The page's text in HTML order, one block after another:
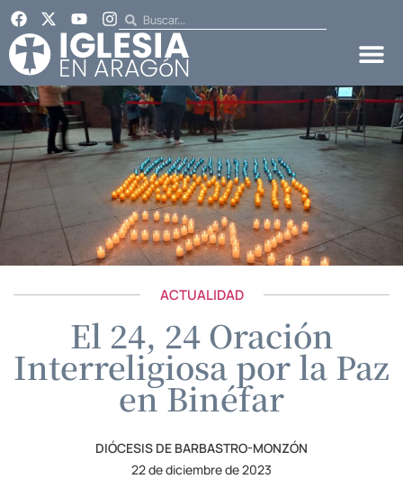
ACTUALIDAD
El 24, 24 Oración
Interreligiosa por la Paz
en Binéfar
DIÓCESIS DE BARBASTRO-MONZÓN
22 de diciembre de 2023